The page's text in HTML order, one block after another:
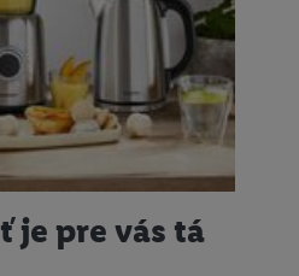
je pre vás tá